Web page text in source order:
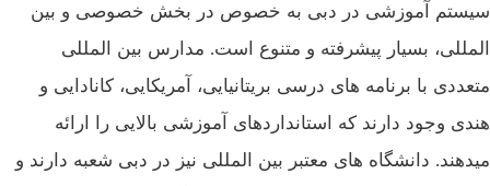
سیستم آموزشی در دبی به خصوص در بخش خصوصی و بین‌
المللی، بسیار پیشرفته و متنوع است. مدارس بین‌ المللی
متعددی با برنامه‌ های درسی بریتانیایی، آمریکایی، کانادایی و
هندی وجود دارند که استانداردهای آموزشی بالایی را ارائه
میدهند. دانشگاه‌ های معتبر بین‌ المللی نیز در دبی شعبه دارند و